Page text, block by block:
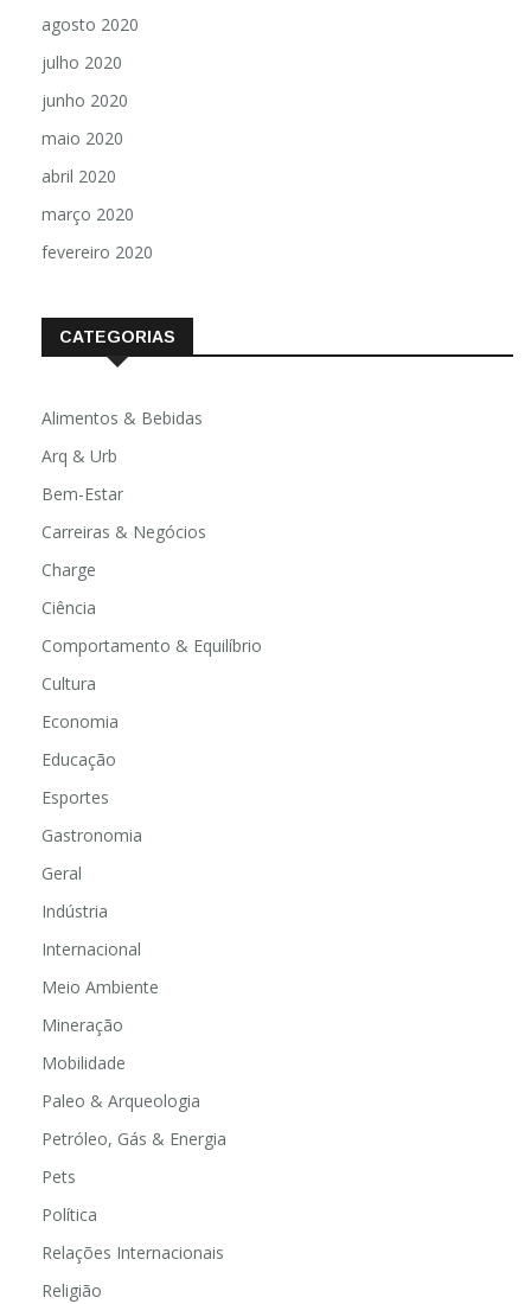
agosto 2020
julho 2020
junho 2020
maio 2020
abril 2020
março 2020
fevereiro 2020
CATEGORIAS
Alimentos & Bebidas
Arq & Urb
Bem-Estar
Carreiras & Negócios
Charge
Ciência
Comportamento & Equilíbrio
Cultura
Economia
Educação
Esportes
Gastronomia
Geral
Indústria
Internacional
Meio Ambiente
Mineração
Mobilidade
Paleo & Arqueologia
Petróleo, Gás & Energia
Pets
Política
Relações Internacionais
Religião